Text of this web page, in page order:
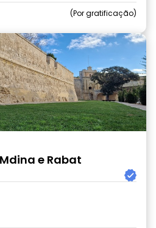
Por gratificação
e Rabat